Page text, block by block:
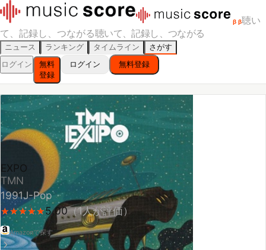
β β聴い
て、記録し、つながる聴いて、記録し、つながる
ニュース ランキング タイムライン
さがす
ログイン
無料
登録
ログイン 無料登録
TMN
1991J-Pop
★
★★
★★
★★
★★
★5.00（ 人が評価）
Amazonで探す
🔥スキ！ 聴いた 聴きたい
スコアをつける